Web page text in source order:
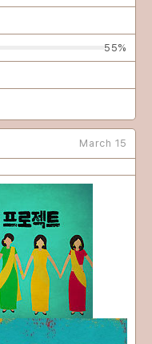
55%
March 15